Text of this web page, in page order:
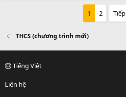
1 2 Tiếp
THCS (chương trình mới)
Tiếng Việt
Liên hệ